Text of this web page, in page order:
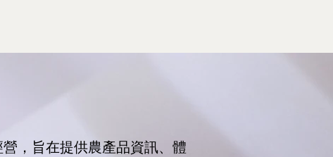
，旨在提供農產品資訊、體